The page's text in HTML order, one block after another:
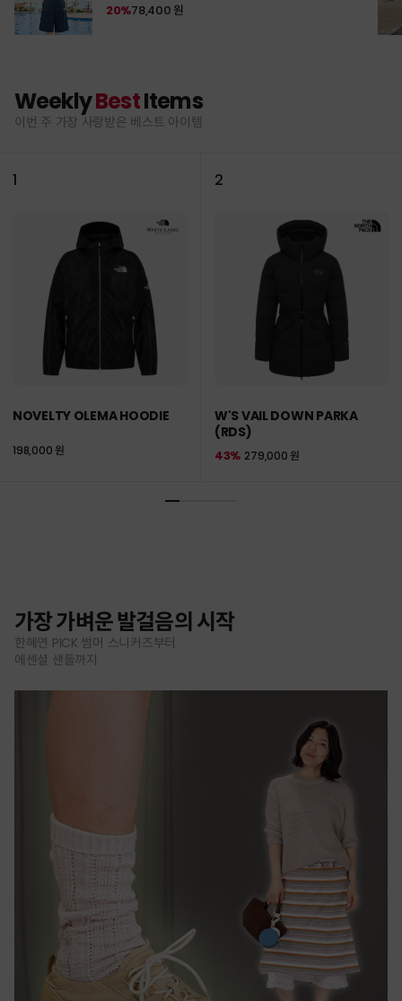
78,400 원
20%
WeeklyBestItems
이번 주 가장 사랑받은 베스트 아이템
1
NOVELTY OLEMA HOODIE
198,000 원
2
W'S VAIL DOWN PARKA
(RDS)
279,000 원
43%
가장 가벼운 발걸음의 시작
한혜연 PICK 썸머 스니커즈부터
에센셜 샌들까지